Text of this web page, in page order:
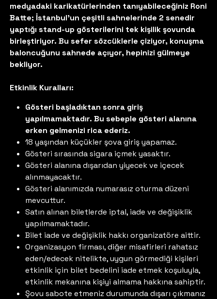
medyadaki karikatürlerinden tanıyabileceğiniz Roni
Batte; İstanbul’un çeşitli sahnelerinde 2 senedir
yaptığı stand-up gösterilerini tek kişilik şovunda
birleştiriyor. Bu sefer sözcüklerle çiziyor, konuşma
baloncuğunu sahnede açıyor, hepinizi gülmeye
bekliyor.
Etkinlik Kuralları:
Gösteri başladıktan sonra giriş
yapılmamaktadır. Bu sebeple gösteri alanına
erken gelmenizi rica ederiz.
18 yaşından küçükler şova giriş yapamaz.
Gösteri sırasında sigara içmek yasaktır.
Gösteri alanına dışarıdan yiyecek ve içecek
alınmayacaktır.
Gösteri alanımızda numarasız oturma düzeni
mevcuttur.
Satın alınan biletlerde iptal, iade ve değişiklik
yapılmamaktadır.
Bilet iade ve değişiklik hakkı organizatöre aittir.
Organizasyon firması, diğer misafirleri rahatsız
eden/edecek nitelikte, uygun görmediği kişileri
etkinlik için bilet bedelini iade etmek koşuluyla,
etkinlik mekanına kişiyi almama hakkına sahiptir.
Şovu sabote etmeniz durumunda dışarı çıkmanız